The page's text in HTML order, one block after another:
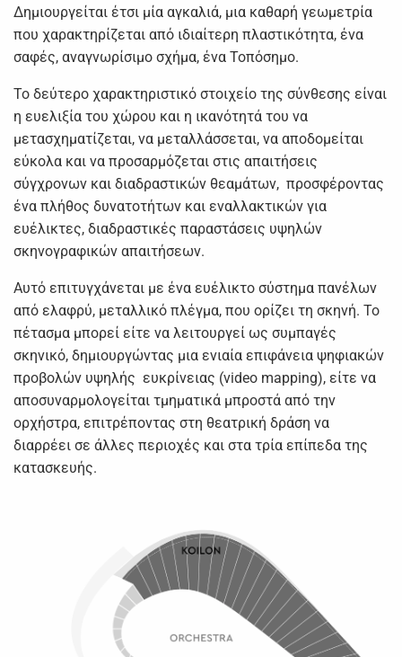
Δημιουργείται έτσι μία αγκαλιά, μια καθαρή γεωμετρία
που χαρακτηρίζεται από ιδιαίτερη πλαστικότητα, ένα
σαφές, αναγνωρίσιμο σχήμα, ένα Τοπόσημο.
Το δεύτερο χαρακτηριστικό στοιχείο της σύνθεσης είναι
η ευελιξία του χώρου και η ικανότητά του να
μετασχηματίζεται, να μεταλλάσσεται, να αποδομείται
εύκολα και να προσαρμόζεται στις απαιτήσεις
σύγχρονων και διαδραστικών θεαμάτων, προσφέροντας
ένα πλήθος δυνατοτήτων και εναλλακτικών για
ευέλικτες, διαδραστικές παραστάσεις υψηλών
σκηνογραφικών απαιτήσεων.
Αυτό επιτυγχάνεται με ένα ευέλικτο σύστημα πανέλων
από ελαφρύ, μεταλλικό πλέγμα, που ορίζει τη σκηνή. Το
πέτασμα μπορεί είτε να λειτουργεί ως συμπαγές
σκηνικό, δημιουργώντας μια ενιαία επιφάνεια ψηφιακών
προβολών υψηλής ευκρίνειας (video mapping), είτε να
αποσυναρμολογείται τμηματικά μπροστά από την
ορχήστρα, επιτρέποντας στη θεατρική δράση να
διαρρέει σε άλλες περιοχές και στα τρία επίπεδα της
κατασκευής.